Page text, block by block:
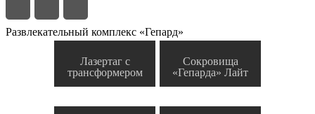
Развлекательный комплекс «Гепард»
Лазертаг с
трансформером
Сокровища
«Гепарда» Лайт